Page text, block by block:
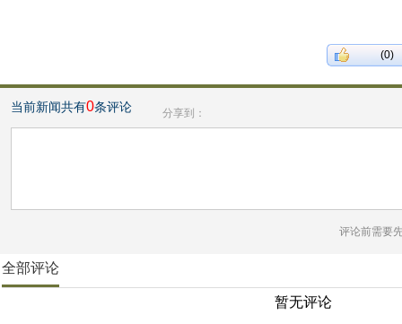
(0)
当前新闻共有0条评论 分享到：
评论前需要
全部评论
暂无评论